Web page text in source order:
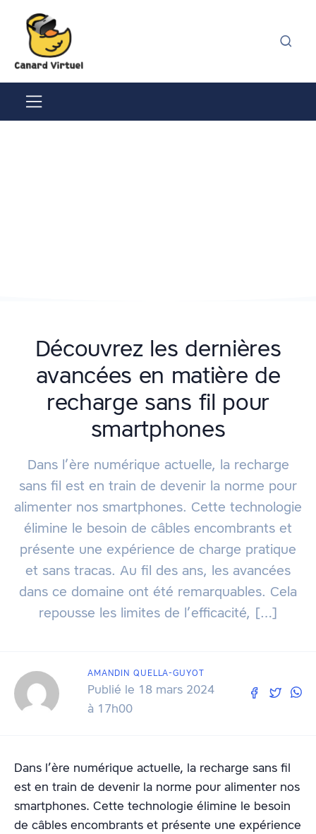
Découvrez les dernières
avancées en matière de
recharge sans fil pour
smartphones
Dans l’ère numérique actuelle, la recharge
sans fil est en train de devenir la norme pour
alimenter nos smartphones. Cette technologie
élimine le besoin de câbles encombrants et
présente une expérience de charge pratique
et sans tracas. Au fil des ans, les avancées
dans ce domaine ont été remarquables. Cela
repousse les limites de l’efficacité, […]
AMANDIN QUELLA-GUYOT
Publié le 18 mars 2024
à 17h00
Dans l’ère numérique actuelle, la recharge sans fil
est en train de devenir la norme pour alimenter nos
smartphones. Cette technologie élimine le besoin
de câbles encombrants et présente une expérience